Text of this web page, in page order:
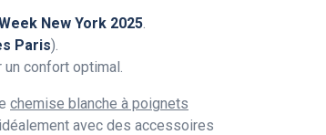
New York 2025.
Paris).
confort optimal.
chemise blanche à poignets
avec des accessoires